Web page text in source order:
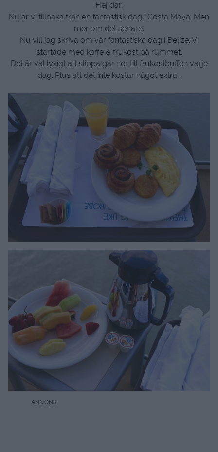
Hej där,
Nu är vi tillbaka från en fantastisk dag i Costa Maya. Men
mer om det senare.
Nu vill jag skriva om vår fantastiska dag i Belize. Vi
startade med kaffe & frukost på rummet.
Det är väl lyxigt att slippa går ner till frukostbuffen varje
dag. Plus att det inte kostar något extra,.
.